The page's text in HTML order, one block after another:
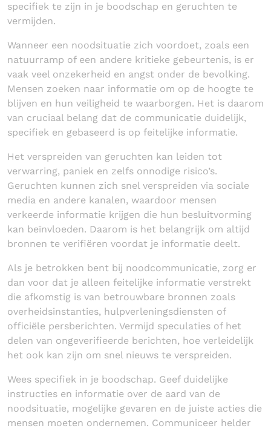
specifiek te zijn in je boodschap en geruchten te
vermijden.
Wanneer een noodsituatie zich voordoet, zoals een
natuurramp of een andere kritieke gebeurtenis, is er
vaak veel onzekerheid en angst onder de bevolking.
Mensen zoeken naar informatie om op de hoogte te
blijven en hun veiligheid te waarborgen. Het is daarom
van cruciaal belang dat de communicatie duidelijk,
specifiek en gebaseerd is op feitelijke informatie.
Het verspreiden van geruchten kan leiden tot
verwarring, paniek en zelfs onnodige risico’s.
Geruchten kunnen zich snel verspreiden via sociale
media en andere kanalen, waardoor mensen
verkeerde informatie krijgen die hun besluitvorming
kan beïnvloeden. Daarom is het belangrijk om altijd
bronnen te verifiëren voordat je informatie deelt.
Als je betrokken bent bij noodcommunicatie, zorg er
dan voor dat je alleen feitelijke informatie verstrekt
die afkomstig is van betrouwbare bronnen zoals
overheidsinstanties, hulpverleningsdiensten of
officiële persberichten. Vermijd speculaties of het
delen van ongeverifieerde berichten, hoe verleidelijk
het ook kan zijn om snel nieuws te verspreiden.
Wees specifiek in je boodschap. Geef duidelijke
instructies en informatie over de aard van de
noodsituatie, mogelijke gevaren en de juiste acties die
mensen moeten ondernemen. Communiceer helder